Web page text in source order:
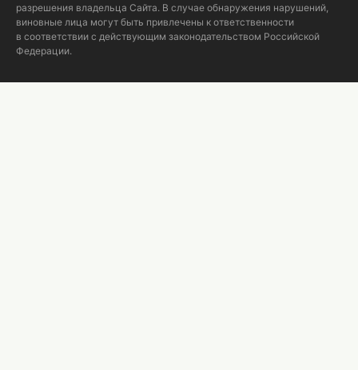
разрешения владельца Сайта. В случае обнаружения нарушений,
виновные лица могут быть привлечены к ответственности
в соответствии с действующим законодательством Российской
Федерации.